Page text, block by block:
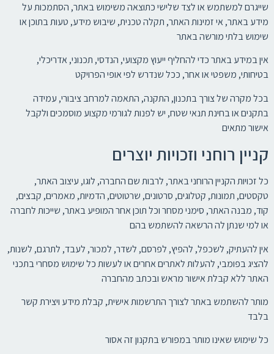
שייגרם למשתמש או לצד שלישי כתוצאה משימוש באתר, הסתמכות על
מידע באתר, אי זמינות האתר, תקלה טכנית, שיבוש מידע, טעות בתוכן או
שימוש בלתי מורשה באתר
אין במידע באתר כדי להחליף ייעוץ מקצועי, הנדסי, תכנוני, אדריכלי,
בטיחותי, משפטי או אחר, ככל שנדרש לפי אופי הפרויקט
בכל מקרה של צורך בתכנון, התקנה, התאמה למרחב ציבורי, עמידה
בתקנים או בחינת תנאי שטח, יש לפנות לגורמי מקצוע מוסמכים ולקבל
אישור מתאים
קניין רוחני וזכויות יוצרים
כל זכויות הקניין הרוחני באתר, לרבות שם החברה, לוגו, עיצוב האתר,
טקסטים, תמונות, קטלוגים, סרטונים, שרטוטים, הדמיות, מאמרים, קבצים,
קוד, מבנה האתר, סימני מסחר וכל תוכן אחר המופיע באתר, שייכות לחברה
או למי שנתן לה הרשאה להשתמש בהם
אין להעתיק, לשכפל, להפיץ, לפרסם, לשדר, למכור, לעבד, לתרגם, לשנות,
להציג בפומבי, להעלות לאתרים אחרים או לעשות כל שימוש מסחרי בתכני
האתר ללא קבלת אישור מראש ובכתב מהחברה
מותר להשתמש באתר לצורך התרשמות אישית, קבלת מידע ויצירת קשר
בלבד
כל שימוש שאינו מותר במפורש בתקנון זה אסור